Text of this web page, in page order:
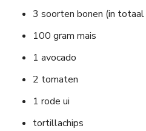
3 soorten bonen (in
100 gram mais
1 avocado
2 tomaten
1 rode ui
tortillachips